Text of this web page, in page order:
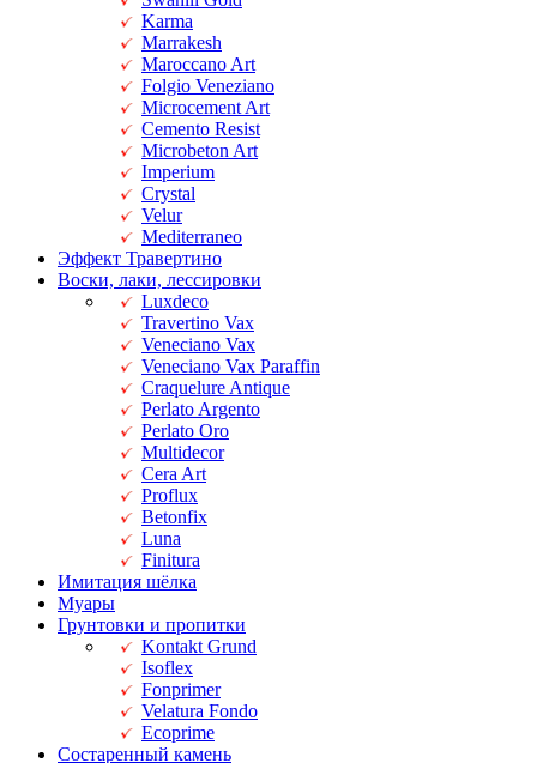
Karma
Marrakesh
Maroccano Art
Folgio Veneziano
Microcement Art
Cemento Resist
Microbeton Art
Imperium
Crystal
Velur
Mediterraneo
Эффект Травертино
Воски, лаки, лессировки
Luxdeco
Travertino Vax
Veneciano Vax
Veneciano Vax Paraffin
Craquelure Antique
Perlato Argento
Perlato Oro
Multidecor
Cera Art
Proflux
Betonfix
Luna
Finitura
Имитация шёлка
Муары
Грунтовки и пропитки
Kontakt Grund
Isoflex
Fonprimer
Velatura Fondo
Ecoprime
Состаренный камень